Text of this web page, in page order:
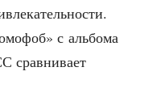
с аль­бо­ма
срав­ни­ва­ет